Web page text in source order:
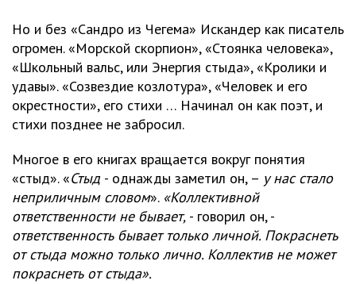
Но и без «Сандро из Чегема» Искандер как писатель
огромен. «Морской скорпион», «Стоянка человека»,
«Школьный вальс, или Энергия стыда», «Кролики и
удавы». «Созвездие козлотура», «Человек и его
окрестности», его стихи … Начинал он как поэт, и
стихи позднее не забросил.
Многое в его книгах вращается вокруг понятия
«стыд». «Стыд - однажды заметил он, – у нас стало
неприличным словом». «Коллективной
ответственности не бывает, - говорил он, -
ответственность бывает только личной. Покраснеть
от стыда можно только лично. Коллектив не может
покраснеть от стыда».